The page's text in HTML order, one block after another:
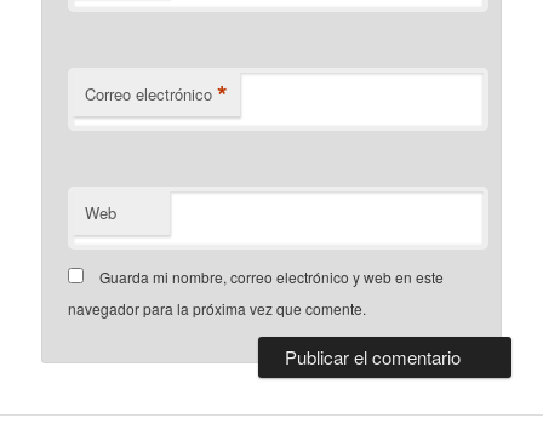
Correo electrónico *
Web
Guarda mi nombre, correo electrónico y web en este
navegador para la próxima vez que comente.